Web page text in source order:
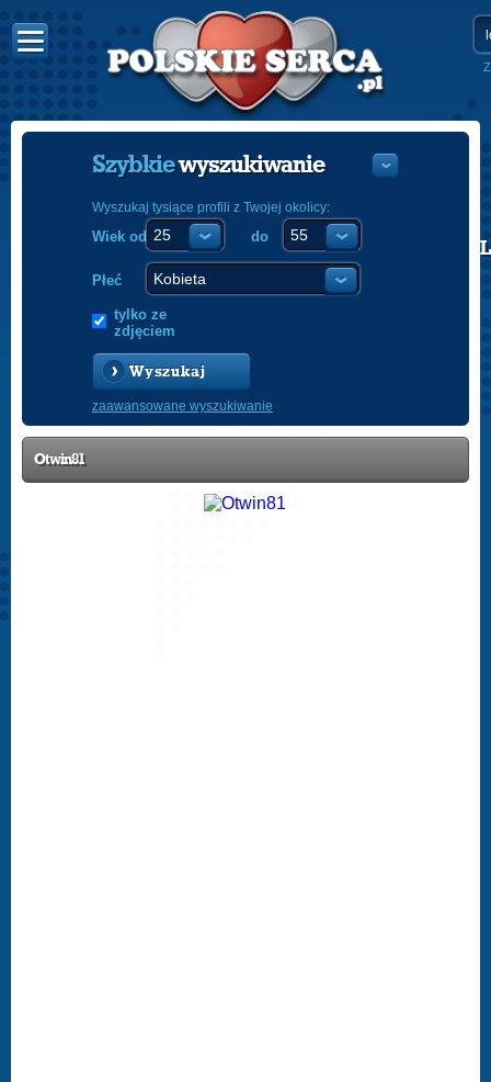
POLISH
Szybkiewyszukiwanie
Wyszukaj tysiące profili z Twojej okolicy:
Wiek od do
Płeć
tylko ze
zdjęciem
Wyszukaj
zaawansowane wyszukiwanie
Otwin81